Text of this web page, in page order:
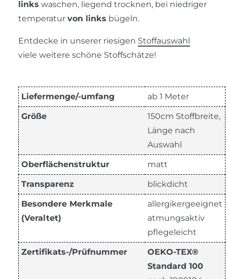
links waschen, liegend trocknen, bei niedriger
temperatur von links bügeln.
Entdecke in unserer riesigen Stoffauswahl
viele weitere schöne Stoffschätze!
Liefermenge/-umfang ab 1 Meter
Größe
150cm Stoffbreite,
Länge nach
Auswahl
Oberflächenstruktur matt
Transparenz blickdicht
Besondere Merkmale
(Veraltet)
allergikergeeignet
atmungsaktiv
pflegeleicht
Zertifikats-/Prüfnummer
OEKO-TEX®
Standard 100